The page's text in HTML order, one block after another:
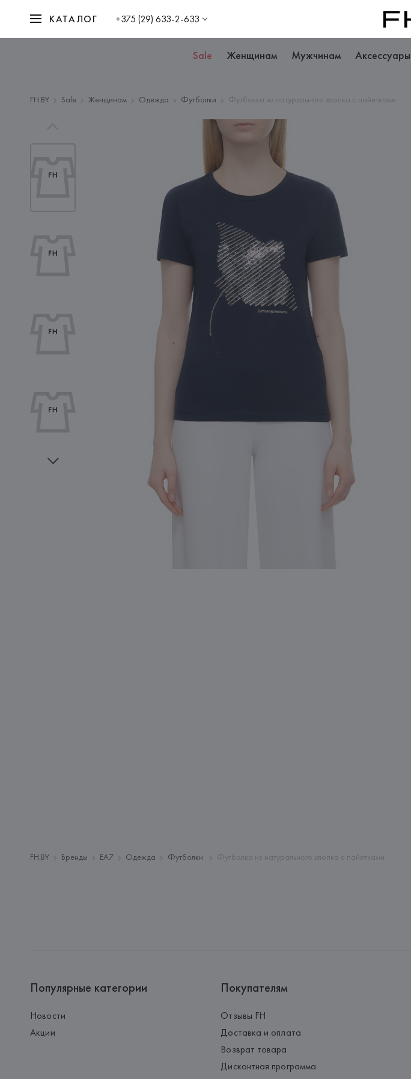
КАТАЛОГ +375 (29) 633-2-633
Sale Женщинам Мужчинам Аксессуары
FH.BY Sale Женщинам Одежда Футболки Футболка из натурального хлопка с пайетками
FH.BY Бренды EA7 Одежда Футболки Футболка из натурального хлопка с пайетками
Популярные категории
Новости
Акции
Покупателям
Отзывы FH
Доставка и оплата
Возврат товара
Дисконтная программа